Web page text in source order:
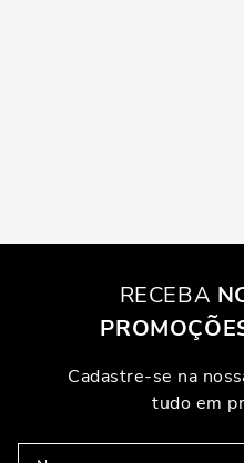
RECEBA
Cadastre-se na
tudo em